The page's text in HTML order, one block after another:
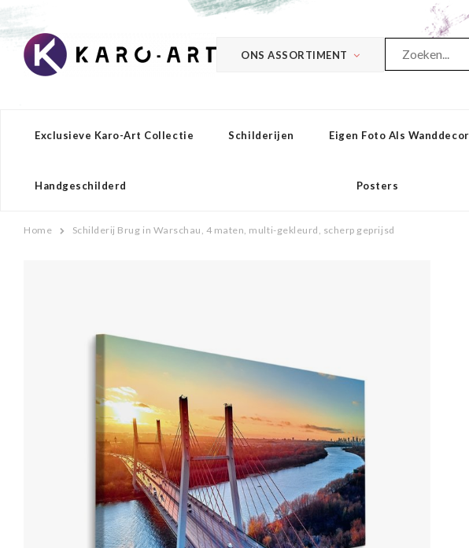
ONS ASSORTIMENT
Exclusieve Karo-Art Collectie Schilderijen Eigen Foto Als
Handgeschilderd Posters
Home Schilderij Brug in Warschau, 4 maten, multi-gekleurd, scherp geprijsd